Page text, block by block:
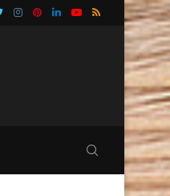
PARA ELIMINAR CUCARACHAS